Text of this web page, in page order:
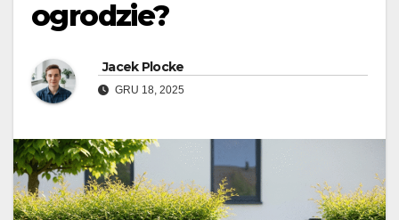
ogrodzie?
Jacek Plocke
GRU 18, 2025